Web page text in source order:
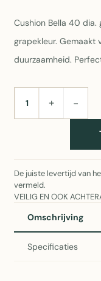
Cushion Bella 40
grapekleur. Gemaakt
duurzaamheid.
AANTAL+ −
De juiste levertijd van
vermeld.
VEILIG EN OOK
Omschrijving
Specificaties